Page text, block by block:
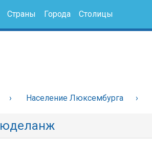
Страны Города Столицы
Население Люксембурга